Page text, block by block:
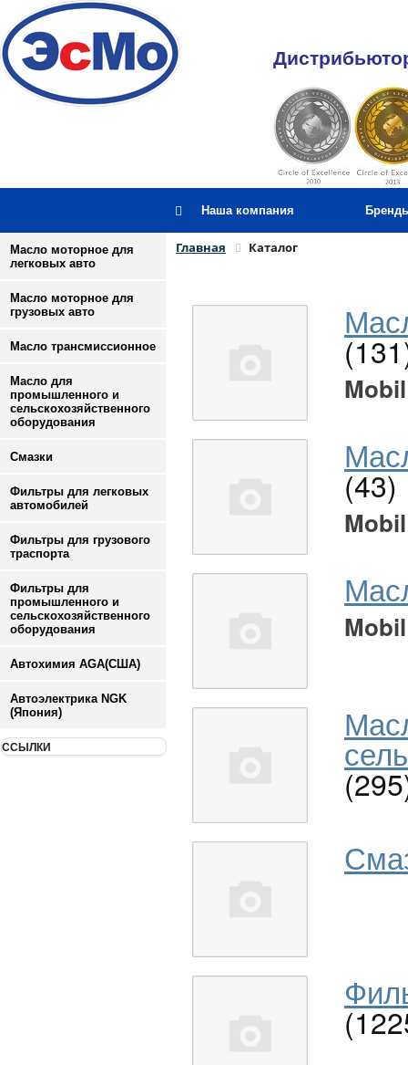
Наша компания
Масло моторное для
легковых авто
Масло моторное для
грузовых авто
Масло трансмиссионное
Масло для
промышленного и
сельскохозяйственного
оборудования
Смазки
Фильтры для легковых
автомобилей
Фильтры для грузового
траспорта
Фильтры для
промышленного и
сельскохозяйственного
оборудования
Автохимия AGA(США)
Автоэлектрика NGK
(Япония)
ССЫЛКИ
Главная Каталог
Mobil
(43)
Mobil
Mobil